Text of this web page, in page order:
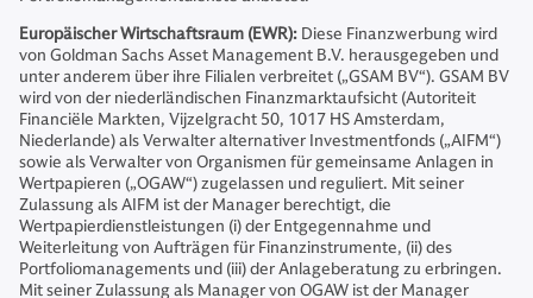
Europäischer Wirtschaftsraum (EWR): Diese Finanzwerbung wird
von Goldman Sachs Asset Management B.V. herausgegeben und
unter anderem über ihre Filialen verbreitet („GSAM BV“). GSAM BV
wird von der niederländischen Finanzmarktaufsicht (Autoriteit
Financiële Markten, Vijzelgracht 50, 1017 HS Amsterdam,
Niederlande) als Verwalter alternativer Investmentfonds („AIFM“)
sowie als Verwalter von Organismen für gemeinsame Anlagen in
Wertpapieren („OGAW“) zugelassen und reguliert. Mit seiner
Zulassung als AIFM ist der Manager berechtigt, die
Wertpapierdienstleistungen (i) der Entgegennahme und
Weiterleitung von Aufträgen für Finanzinstrumente, (ii) des
Portfoliomanagements und (iii) der Anlageberatung zu erbringen.
Mit seiner Zulassung als Manager von OGAW ist der Manager